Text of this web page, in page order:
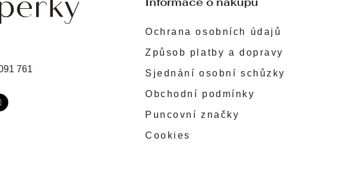
Ochrana osobních údajů
Způsob platby a dopravy
Sjednání osobní schůzky
Obchodní podmínky
Puncovní značky
Cookies
761